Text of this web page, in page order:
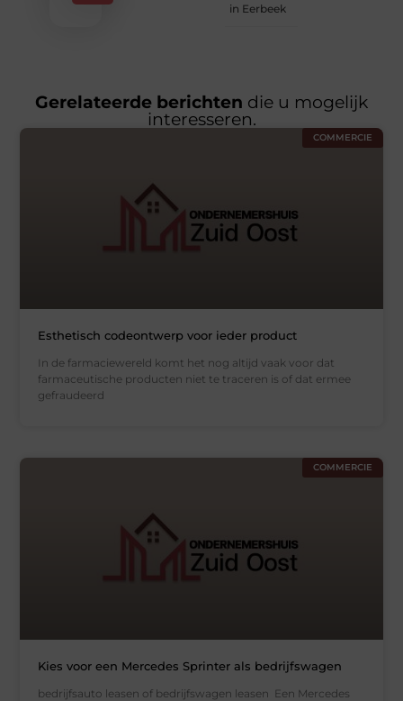
in Eerbeek
Gerelateerde berichten die u mogelijk
interesseren.
COMMERCIE
Esthetisch codeontwerp voor ieder product
In de farmaciewereld komt het nog altijd vaak voor dat
farmaceutische producten niet te traceren is of dat ermee
gefraudeerd
COMMERCIE
Kies voor een Mercedes Sprinter als bedrijfswagen
bedrijfsauto leasen of bedrijfswagen leasen Een Mercedes